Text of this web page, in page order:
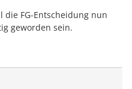
die FG-Entscheidung nun
geworden sein.